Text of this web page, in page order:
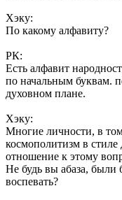
Хэку:
По какому алфавиту?
РК:
Есть алфавит
по начальным буквам.
духовном плане.
Хэку:
Многие личности, в
космополитизм в
отношение к этому
Не будь вы абаза,
воспевать?